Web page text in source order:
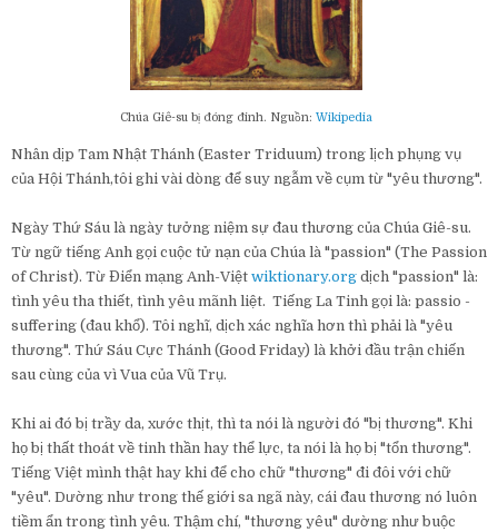
Chúa Giê-su bị đóng đinh. Nguồn: Wikipedia
Nhân dịp Tam Nhật Thánh (Easter Triduum) trong lịch phụng vụ
của Hội Thánh,tôi ghi vài dòng để suy ngẫm về cụm từ "yêu thương".
Ngày Thứ Sáu là ngày tưởng niệm sự đau thương của Chúa Giê-su.
Từ ngữ tiếng Anh gọi cuộc tử nạn của Chúa là "passion" (The Passion
of Christ). Từ Điển mạng Anh-Việt wiktionary.org dịch "passion" là:
tình yêu tha thiết, tình yêu mãnh liệt. Tiếng La Tinh gọi là: passio -
suffering (đau khổ). Tôi nghĩ, dịch xác nghĩa hơn thì phải là "yêu
thương". Thứ Sáu Cực Thánh (Good Friday) là khởi đầu trận chiến
sau cùng của vì Vua của Vũ Trụ.
Khi ai đó bị trầy da, xước thịt, thì ta nói là người đó "bị thương". Khi
họ bị thất thoát về tinh thần hay thể lực, ta nói là họ bị "tổn thương".
Tiếng Việt mình thật hay khi để cho chữ "thương" đi đôi với chữ
"yêu". Dường như trong thế giới sa ngã này, cái đau thương nó luôn
tiềm ẩn trong tình yêu. Thậm chí, "thương yêu" dường như buộc